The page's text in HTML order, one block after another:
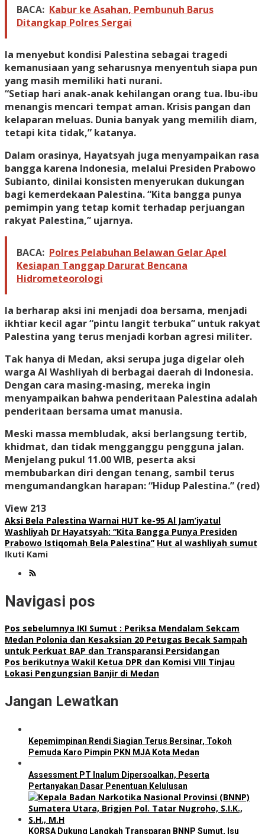
BACA: Kabur ke Asahan, Pembunuh Barus
Ditangkap Polres Sergai
Ia menyebut kondisi Palestina sebagai tragedi
kemanusiaan yang seharusnya menyentuh siapa pun
yang masih memiliki hati nurani.
“Setiap hari anak-anak kehilangan orang tua. Ibu-ibu
menangis mencari tempat aman. Krisis pangan dan
kelaparan meluas. Dunia banyak yang memilih diam,
tetapi kita tidak,” katanya.
Dalam orasinya, Hayatsyah juga menyampaikan rasa
bangga karena Indonesia, melalui Presiden Prabowo
Subianto, dinilai konsisten menyerukan dukungan
bagi kemerdekaan Palestina. “Kita bangga punya
pemimpin yang tetap komit terhadap perjuangan
rakyat Palestina,” ujarnya.
BACA: Polres Pelabuhan Belawan Gelar Apel
Kesiapan Tanggap Darurat Bencana
Hidrometeorologi
Ia berharap aksi ini menjadi doa bersama, menjadi
ikhtiar kecil agar “pintu langit terbuka” untuk rakyat
Palestina yang terus menjadi korban agresi militer.
Tak hanya di Medan, aksi serupa juga digelar oleh
warga Al Washliyah di berbagai daerah di Indonesia.
Dengan cara masing-masing, mereka ingin
menyampaikan bahwa penderitaan Palestina adalah
penderitaan bersama umat manusia.
Meski massa membludak, aksi berlangsung tertib,
khidmat, dan tidak mengganggu pengguna jalan.
Menjelang pukul 11.00 WIB, peserta aksi
membubarkan diri dengan tenang, sambil terus
mengumandangkan harapan: “Hidup Palestina.” (red)
View 213
Aksi Bela Palestina Warnai HUT ke-95 Al Jam’iyatul
Washliyah Dr Hayatsyah: “Kita Bangga Punya Presiden
Prabowo Istiqomah Bela Palestina” Hut al washliyah sumut
Ikuti Kami
Navigasi pos
Pos sebelumnya IKI Sumut : Periksa Mendalam Sekcam
Medan Polonia dan Kesaksian 20 Petugas Becak Sampah
untuk Perkuat BAP dan Transparansi Persidangan
Pos berikutnya Wakil Ketua DPR dan Komisi VIII Tinjau
Lokasi Pengungsian Banjir di Medan
Jangan Lewatkan
Kepemimpinan Rendi Siagian Terus Bersinar, Tokoh
Pemuda Karo Pimpin PKN MJA Kota Medan
Assessment PT Inalum Dipersoalkan, Peserta
Pertanyakan Dasar Penentuan Kelulusan
KORSA Dukung Langkah Transparan BNNP Sumut, Isu